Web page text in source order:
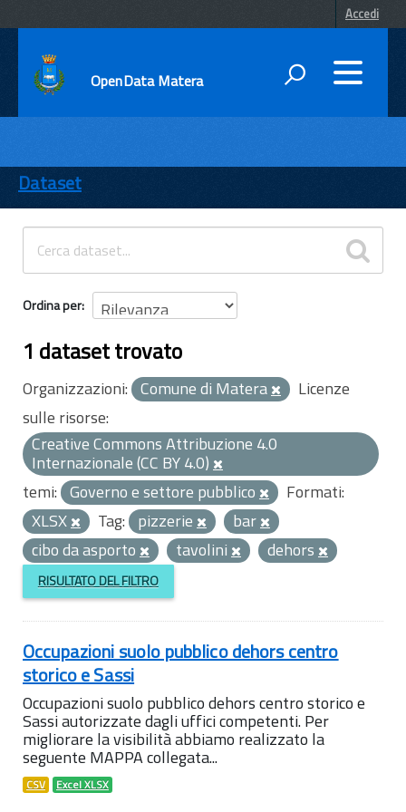
Accedi
OpenData Matera
ENTI
TEMI
INFORMAZIONI
Dataset
Ordina per
1 dataset trovato
Organizzazioni: Comune di Matera
Licenze
sulle risorse:
Creative Commons Attribuzione 4.0
Internazionale (CC BY 4.0)
temi: Governo e settore pubblico
Formati:
XLSX
Tag: pizzerie
bar
cibo da asporto
tavolini dehors
RISULTATO DEL FILTRO
Occupazioni suolo pubblico dehors centro
storico e Sassi
Occupazioni suolo pubblico dehors centro storico e
Sassi autorizzate dagli uffici competenti. Per
migliorare la visibilità abbiamo realizzato la
seguente MAPPA collegata...
CSV Excel XLSX